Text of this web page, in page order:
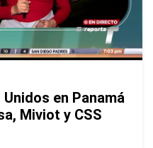
en Panamá
Miviot y CSS